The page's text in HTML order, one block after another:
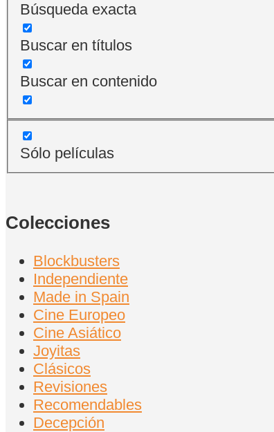
Búsqueda exacta
Buscar en títulos
Buscar en contenido
Sólo películas
Colecciones
Blockbusters
Independiente
Made in Spain
Cine Europeo
Cine Asiático
Joyitas
Clásicos
Revisiones
Recomendables
Decepción